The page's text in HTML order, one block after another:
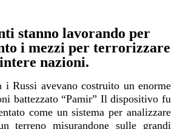
stanno lavorando per
i mezzi per terrorizzare
intere nazioni.
i Russi avevano costruito un enorme
battezzato “Pamir” Il dispositivo fu
come un sistema per analizzare
terreno misurandone sulle grandi